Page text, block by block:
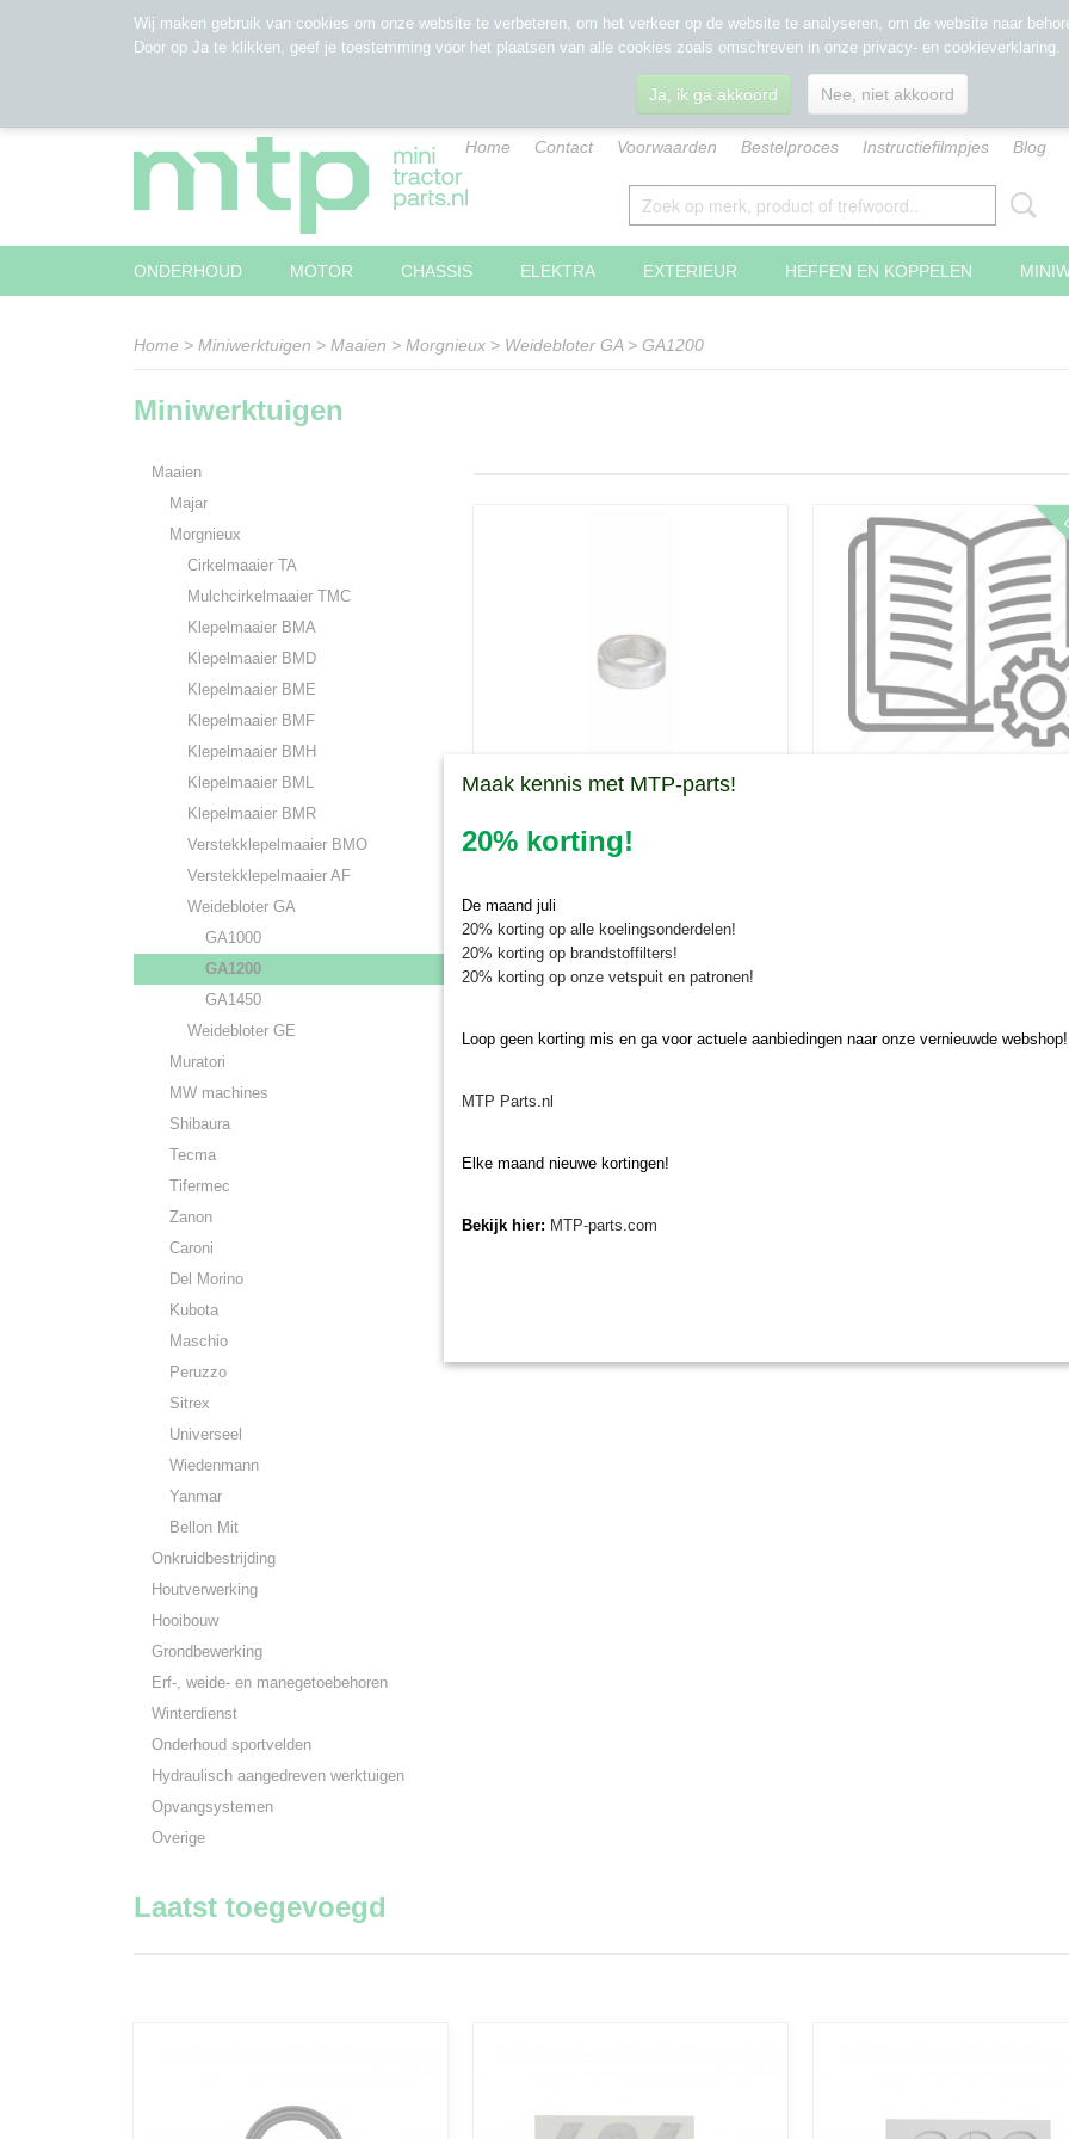
Home Contact Voorwaarden Bestelproces Instructiefilmpjes Blog
ONDERHOUD MOTOR CHASSIS ELEKTRA EXTERIEUR HEFFEN EN KOPPELEN
Home > Miniwerktuigen > Maaien > Morgnieux > Weidebloter GA> GA1200
Miniwerktuigen
Maaien
Majar
Morgnieux
Cirkelmaaier TA
Mulchcirkelmaaier TMC
Klepelmaaier BMA
Klepelmaaier BMD
Klepelmaaier BME
Klepelmaaier BMF
Klepelmaaier BMH
Klepelmaaier BML
Klepelmaaier BMR
Verstekklepelmaaier BMO
Verstekklepelmaaier AF
Weidebloter GA
GA1000
GA1200
GA1450
Weidebloter GE
Muratori
MW machines
Shibaura
Tecma
Tifermec
Zanon
Caroni
Del Morino
Kubota
Maschio
Peruzzo
Sitrex
Universeel
Wiedenmann
Yanmar
Bellon Mit
Onkruidbestrijding
Houtverwerking
Hooibouw
Grondbewerking
Erf-, weide- en manegetoebehoren
Winterdienst
Onderhoud sportvelden
Hydraulisch aangedreven werktuigen
Opvangsystemen
Overige
Slijtbus mes Morgnieux weidebloter
Laatst toegevoegd
Wij maken gebruik van cookies om onze website te verbeteren, om het verkeer op de website te analyseren, om de website naar
Door op Ja te klikken, geef je toestemming voor het plaatsen van alle cookies zoals omschreven in onze privacy- en cookieverklaring.
Ja, ik ga akkoord Nee, niet akkoord
Maak kennis met MTP-parts!
20% korting!
De maand juli
20% korting op alle koelingsonderdelen!
20% korting op brandstoffilters!
20% korting op onze vetspuit en patronen!
Loop geen korting mis en ga voor actuele aanbiedingen naar onze vernieuwde webshop!
MTP Parts.nl
Elke maand nieuwe kortingen!
Bekijk hier: MTP-parts.com